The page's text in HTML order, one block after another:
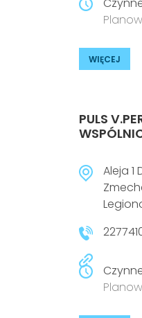
WIĘCEJ
PULS
Aleja 1